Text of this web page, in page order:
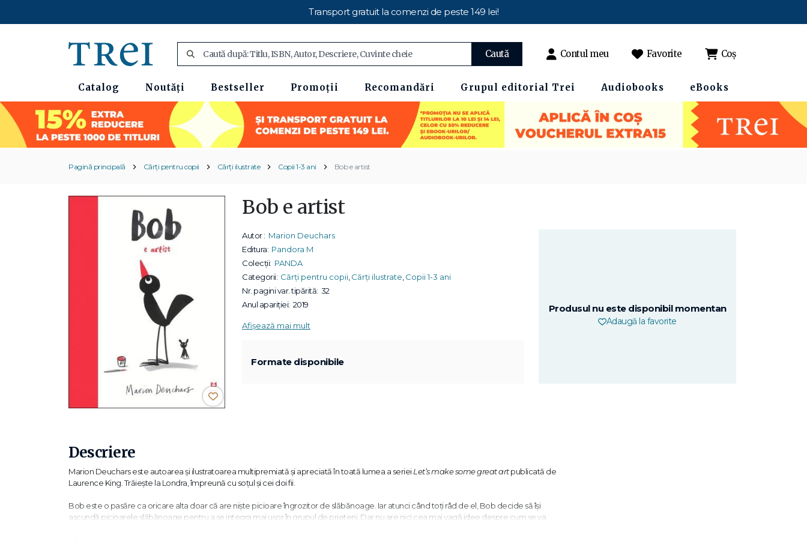
Transport gratuit la comenzi de peste 149 lei!
Caută Contul meu Favorite Coș
Catalog Noutăți Bestseller Promoții Recomandări Grupul editorial Trei Audiobooks eBooks
Pagină principală Cărți pentru copii Cărți ilustrate Copii 1-3 ani Bob e artist
Bob e artist
Autor : Marion Deuchars
Editura: Pandora M
Colecții: PANDA
Categorii: Cărți pentru copii Cărți ilustrate Copii 1-3 ani
Nr. pagini var. tipărită: 32
Anul apariției: 2019
Afișează mai mult
Formate disponibile
Produsul nu este disponibil momentan
Adaugă la favorite
Descriere
Marion Deuchars este autoarea și ilustratoarea multipremiată și apreciată în toată lumea a serieiLet’s make some great artpublicată de
Laurence King. Trăiește la Londra, împreună cu soțul și cei doi fii.
Bob este o pasăre ca oricare alta doar că are niște picioare îngrozitor de slăbănoage. Iar atunci când toți râd de el, Bob decide să își
ascundă picioarele slăbănoage pentru a se integra mai ușor în grupul de prieteni. Dar nu are nici cea mai vagă idee despre cum se va